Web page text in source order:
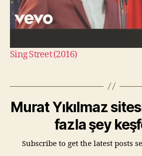
Sing Street (2016)
Murat Yıkılmaz
fazla şey
Subscribe to get the latest posts